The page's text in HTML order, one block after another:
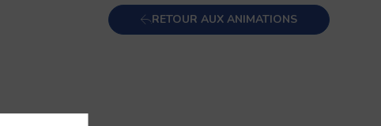
RETOUR AUX ANIMATIONS